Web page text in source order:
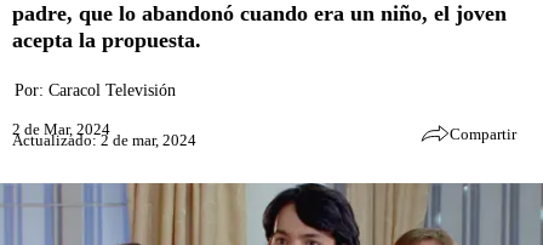
padre, que lo abandonó cuando era un niño, el joven
acepta la propuesta.
Por: Caracol Televisión
2 de Mar, 2024
Actualizado: 2 de mar, 2024 Compartir